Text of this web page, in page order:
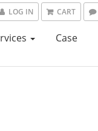
LOG IN CART
Case